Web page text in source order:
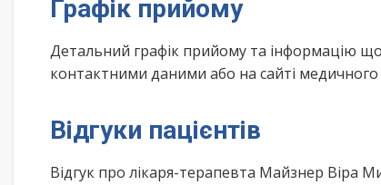
Графік прийому
Детальний графік прийому та інформацію
контактними даними або на сайті медичного
Відгуки пацієнтів
Відгук про лікаря-терапевта Майзнер Віра